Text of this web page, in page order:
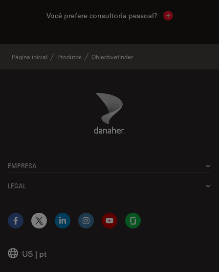
Você prefere consultoria pessoal? Show local
Página inicial Produtos Objectivefinder
Danaher Logo
EMPRESA
LEGAL
US | pt
Facebook
X LinkedInInstagramYouTubeGlassdoor